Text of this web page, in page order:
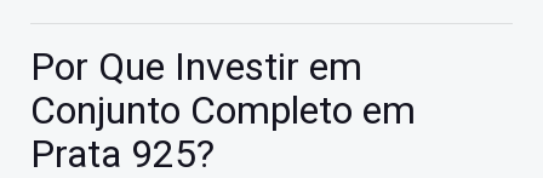
Por Que Investir em
Conjunto Completo em
Prata 925?